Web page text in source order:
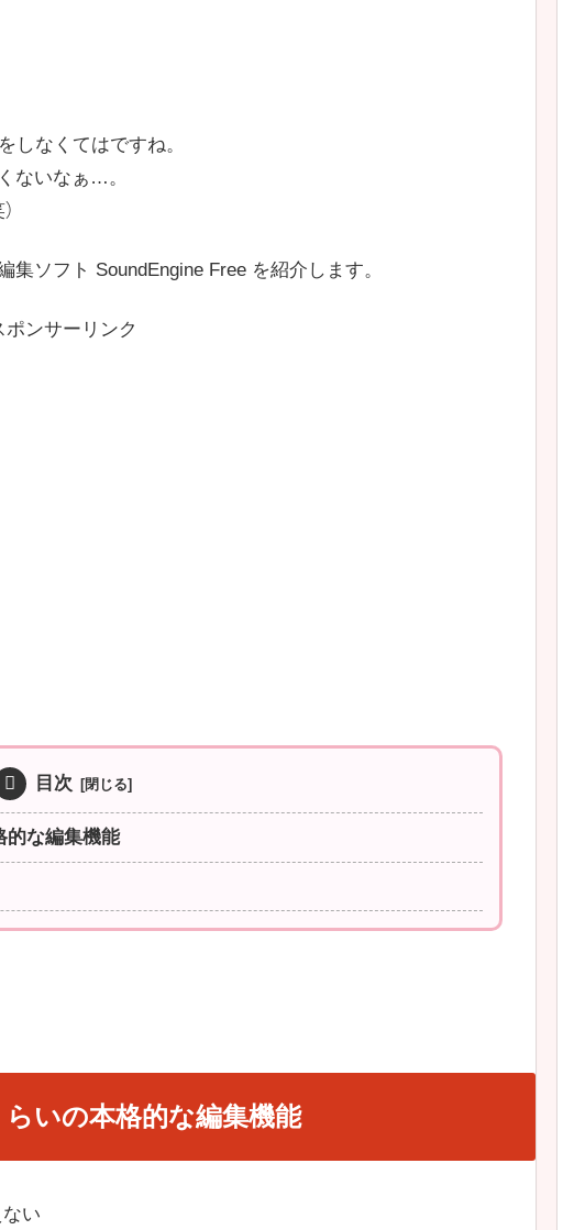
しなくてはですね。
ないなぁ…。
ソフト SoundEngine Free を紹介します。
ポンサーリンク
目次
的な編集機能
いの本格的な編集機能
い